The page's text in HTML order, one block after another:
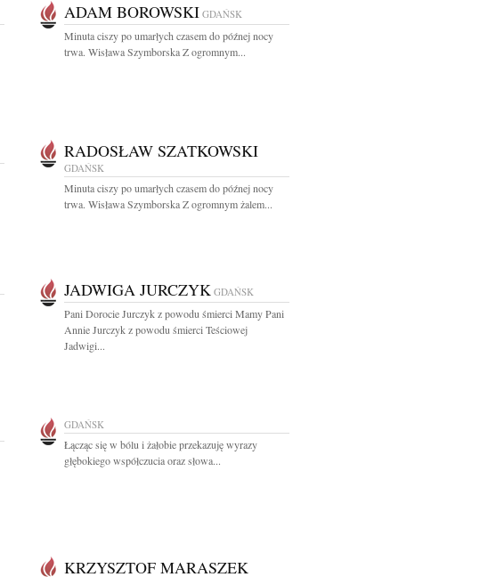
ADAM BOROWSKI GDAŃSK
Minuta ciszy po umarłych czasem do późnej nocy
trwa. Wisława Szymborska Z ogromnym...
RADOSŁAW SZATKOWSKI
GDAŃSK
Minuta ciszy po umarłych czasem do późnej nocy
trwa. Wisława Szymborska Z ogromnym żalem...
JADWIGA JURCZYK GDAŃSK
Pani Dorocie Jurczyk z powodu śmierci Mamy Pani
Annie Jurczyk z powodu śmierci Teściowej
Jadwigi...
GDAŃSK
Łącząc się w bólu i żałobie przekazuję wyrazy
głębokiego współczucia oraz słowa...
KRZYSZTOF MARASZEK